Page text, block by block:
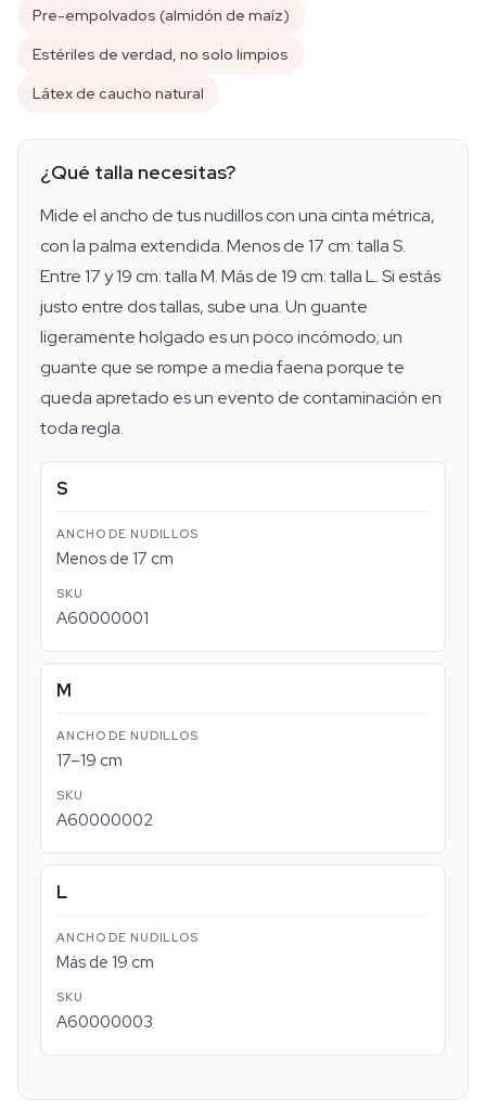
Pre-empolvados (almidón de maíz)
Estériles de verdad, no solo limpios
Látex de caucho natural
¿Qué talla necesitas?
Mide el ancho de tus nudillos con una cinta métrica,
con la palma extendida. Menos de 17 cm: talla S.
Entre 17 y 19 cm: talla M. Más de 19 cm: talla L. Si estás
justo entre dos tallas, sube una. Un guante
ligeramente holgado es un poco incómodo; un
guante que se rompe a media faena porque te
queda apretado es un evento de contaminación en
toda regla.
S
Menos de 17 cm
A60000001
M
17–19 cm
A60000002
L
Más de 19 cm
A60000003